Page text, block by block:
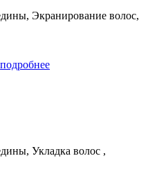
Экранирование волос,
подробнее
Укладка волос ,